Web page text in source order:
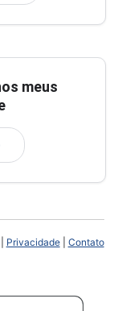
meus
Privacidade| Contato